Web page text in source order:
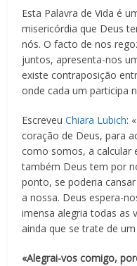
Esta Palavra de Vida é
misericórdia que Deus
nós. O facto de nos
juntos, apresenta-nos
existe contraposição
onde cada um participa
EscreveuChiara Lubich:
coração de Deus, para
como somos, a calcular
também Deus tem por
ponto, se poderia
a nossa. Deus espera-
imensa alegria todas as
ainda que se trate de
«Alegrai-vos comigo,